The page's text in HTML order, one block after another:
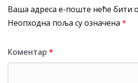
Ваша адреса е-поште неће бити
Неопходна поља су означена *
Коментар *